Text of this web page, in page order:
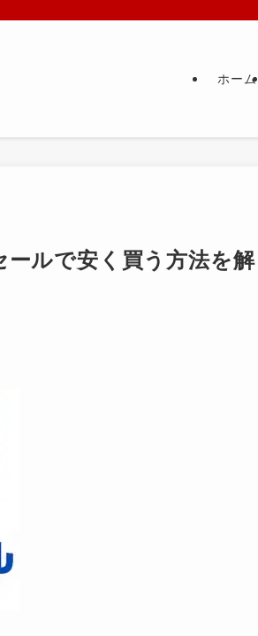
ホーム
ールで安く買う方法を解